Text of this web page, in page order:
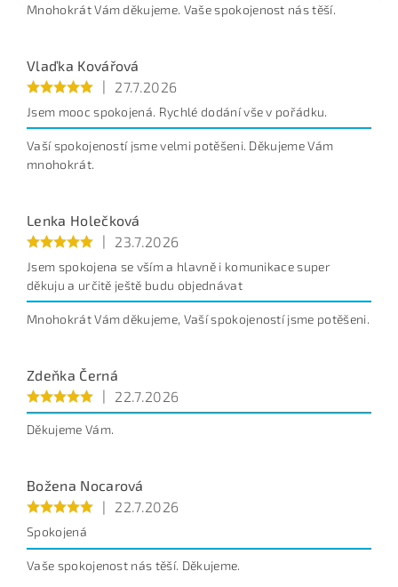
Mnohokrát Vám děkujeme. Vaše spokojenost nás těší.
Vlaďka Kovářová
|
27.7.2026
Jsem mooc spokojená. Rychlé dodání vše v pořádku.
Vaší spokojeností jsme velmi potěšeni. Děkujeme Vám
mnohokrát.
Lenka Holečková
|
23.7.2026
Jsem spokojena se vším a hlavně i komunikace super
děkuju a určitě ještě budu objednávat
Mnohokrát Vám děkujeme, Vaší spokojeností jsme potěšeni.
Zdeňka Černá
|
22.7.2026
Děkujeme Vám.
Božena Nocarová
|
22.7.2026
Spokojená
Vaše spokojenost nás těší. Děkujeme.